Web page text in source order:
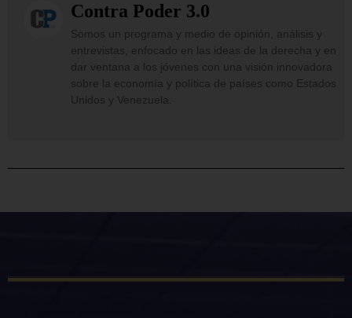
Contra Poder 3.0
Somos un programa y medio de opinión, análisis y
entrevistas, enfocado en las ideas de la derecha y en
dar ventana a los jóvenes con una visión innovadora
sobre la economía y política de países como Estados
Unidos y Venezuela.